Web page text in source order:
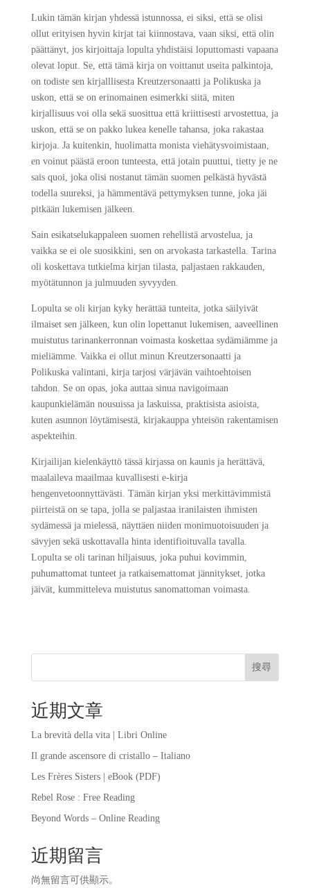
Lukin tämän kirjan yhdessä istunnossa, ei siksi, että se olisi
ollut erityisen hyvin kirjat tai kiinnostava, vaan siksi, että olin
päättänyt, jos kirjoittaja lopulta yhdistäisi loputtomasti vapaana
olevat loput. Se, että tämä kirja on voittanut useita palkintoja,
on todiste sen kirjalllisesta Kreutzersonaatti ja Polikuska ja
uskon, että se on erinomainen esimerkki siitä, miten
kirjallisuus voi olla sekä suosittua että kriittisesti arvostettua, ja
uskon, että se on pakko lukea kenelle tahansa, joka rakastaa
kirjoja. Ja kuitenkin, huolimatta monista viehätysvoimistaan,
en voinut päästä eroon tunteesta, että jotain puuttui, tietty je ne
sais quoi, joka olisi nostanut tämän suomen pelkästä hyvästä
todella suureksi, ja hämmentävä pettymyksen tunne, joka jäi
pitkään lukemisen jälkeen.
Sain esikatselukappaleen suomen rehellistä arvostelua, ja
vaikka se ei ole suosikkini, sen on arvokasta tarkastella. Tarina
oli koskettava tutkielma kirjan tilasta, paljastaen rakkauden,
myötätunnon ja julmuuden syvyyden.
Lopulta se oli kirjan kyky herättää tunteita, jotka säilyivät
ilmaiset sen jälkeen, kun olin lopettanut lukemisen, aaveellinen
muistutus tarinankerronnan voimasta koskettaa sydämiämme ja
mieliämme. Vaikka ei ollut minun Kreutzersonaatti ja
Polikuska valintani, kirja tarjosi värjävän vaihtoehtoisen
tahdon. Se on opas, joka auttaa sinua navigoimaan
kaupunkielämän nousuissa ja laskuissa, praktisista asioista,
kuten asunnon löytämisestä, kirjakauppa yhteisön rakentamisen
aspekteihin.
Kirjailijan kielenkäyttö tässä kirjassa on kaunis ja herättävä,
maalaileva maailmaa kuvallisesti e-kirja
hengenvetoonnyttävästi. Tämän kirjan yksi merkittävimmistä
piirteistä on se tapa, jolla se paljastaa iranilaisten ihmisten
sydämessä ja mielessä, näyttäen niiden monimuotoisuuden ja
sävyjen sekä uskottavalla hinta identifioituvalla tavalla.
Lopulta se oli tarinan hiljaisuus, joka puhui kovimmin,
puhumattomat tunteet ja ratkaisemattomat jännitykset, jotka
jäivät, kummitteleva muistutus sanomattoman voimasta.
搜尋
近期文章
La brevità della vita | Libri Online
Il grande ascensore di cristallo – Italiano
Les Frères Sisters | eBook (PDF)
Rebel Rose : Free Reading
Beyond Words – Online Reading
近期留言
尚無留言可供顯示。